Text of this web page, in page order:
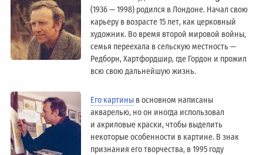
(1936 — 1998) родился в Лондоне. Начал свою
карьеру в возрасте 15 лет, как церковный
художник. Во время второй мировой войны,
семья переехала в сельскую местность —
Редборн, Хартфордшир, где Гордон и прожил
всю свою дальнейшую жизнь.
Его картины в основном написаны
акварелью, но он иногда использовал
и акриловые краски, чтобы выделить
некоторые особенности в картине. В знак
признания его творчества, в 1995 году